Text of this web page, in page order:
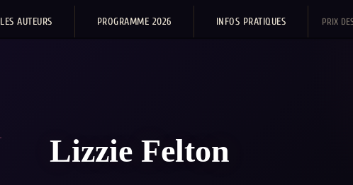
LES AUTEURS PROGRAMME 2026 INFOS PRATIQUES PRIX
Lizzie Felton